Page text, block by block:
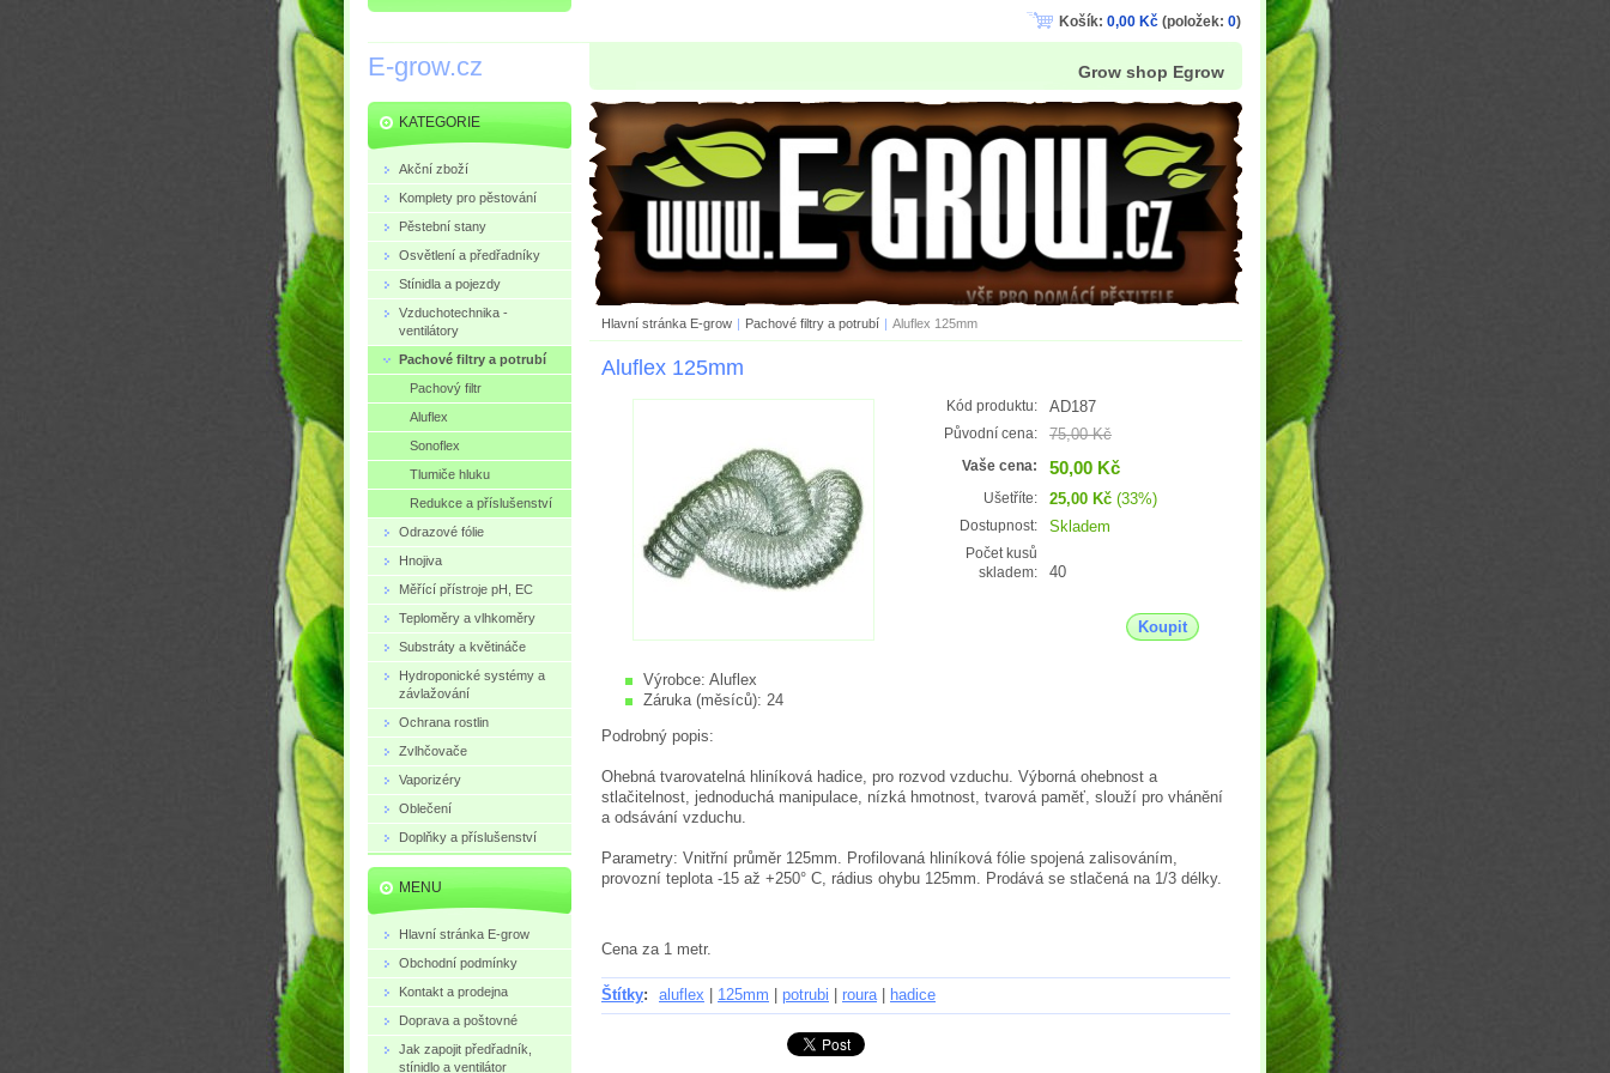
E-grow.cz Grow shop Egrow
Hlavní stránka E-grow | Pachové filtry a potrubí | Aluflex 125mm
Aluflex 125mm
Výrobce: Aluflex
Záruka (měsíců): 24
Kód produktu: AD187
Původní cena: 75,00 Kč
Vaše cena: 50,00 Kč
Ušetříte: 25,00 Kč (33%)
Dostupnost: Skladem
Počet kusů
skladem:
40
Koupit
Podrobný popis:
Ohebná tvarovatelná hliníková hadice, pro rozvod vzduchu. Výborná ohebnost a
stlačitelnost, jednoduchá manipulace, nízká hmotnost, tvarová paměť, slouží pro vhánění
a odsávání vzduchu.
Parametry: Vnitřní průměr 125mm. Profilovaná hliníková fólie spojená zalisováním,
provozní teplota -15 až +250° C, rádius ohybu 125mm. Prodává se stlačená na 1/3 délky.
Cena za 1 metr.
Štítky: aluflex 125mm potrubi roura hadice
KATEGORIE
Akční zboží
Komplety pro pěstování
Pěstební stany
Osvětlení a předřadníky
Stínidla a pojezdy
Vzduchotechnika -
ventilátory
Pachové filtry a potrubí
Pachový filtr
Aluflex
Sonoflex
Tlumiče hluku
Redukce a příslušenství
Odrazové fólie
Hnojiva
Měřící přístroje pH, EC
Teploměry a vlhkoměry
Substráty a květináče
Hydroponické systémy a
závlažování
Ochrana rostlin
Zvlhčovače
Vaporizéry
Oblečení
Doplňky a příslušenství
MENU
Hlavní stránka E-grow
Obchodní podmínky
Kontakt a prodejna
Doprava a poštovné
Jak zapojit předřadník,
stínidlo a ventilátor
Košík: 0,00 Kč (položek: 0)